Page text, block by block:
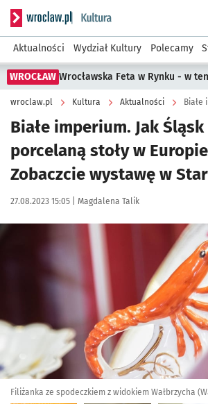
Serwis informacyjny wroclaw.pl
Aktualności Wydział Kultury Polecamy
WROCŁAW Wrocławska Feta w Rynku - w
wroclaw.pl Kultura Aktualności
Białe imperium. Jak
porcelaną stoły w
Zobaczcie wystawę w
Data publikacji:
27.08.2023 15:05 | Autor:
Magdalena Talik
Kliknij, aby zobaczyć galerię
Kliknij, aby powiększyć
Filiżanka ze spodeczkiem z widokiem Wałbrzycha